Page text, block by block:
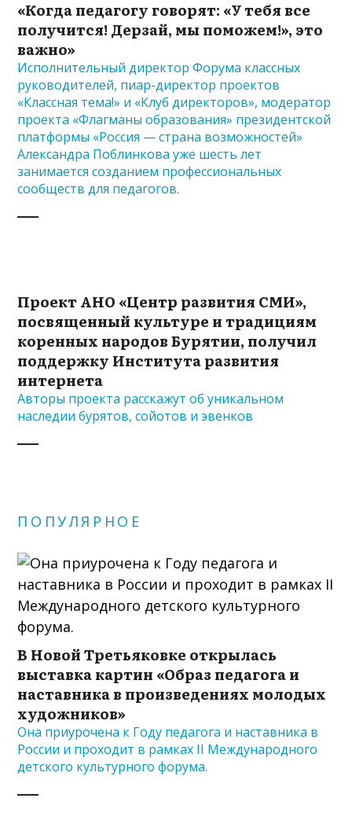
«Когда педагогу говорят: «У тебя все
получится! Дерзай, мы поможем!», это
важно»
Исполнительный директор Форума классных
руководителей, пиар-директор проектов
«Классная тема!» и «Клуб директоров», модератор
проекта «Флагманы образования» президентской
платформы «Россия — страна возможностей»
Александра Поблинкова уже шесть лет
занимается созданием профессиональных
сообществ для педагогов.
Проект АНО «Центр развития СМИ»,
посвященный культуре и традициям
коренных народов Бурятии, получил
поддержку Института развития
интернета
Авторы проекта расскажут об уникальном
наследии бурятов, сойотов и эвенков
ПОПУЛЯРНОЕ
В Новой Третьяковке открылась
выставка картин «Образ педагога и
наставника в произведениях молодых
художников»
Она приурочена к Году педагога и наставника в
России и проходит в рамках II Международного
детского культурного форума.